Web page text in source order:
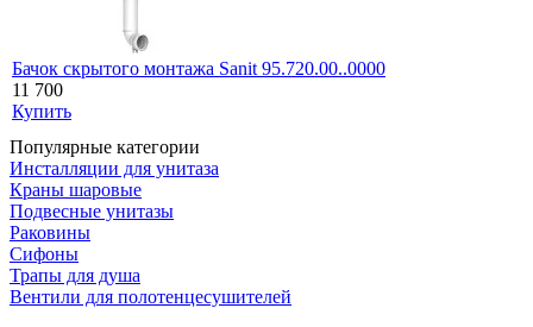
Бачок скрытого монтажа Sanit 95.720.00..0000
11 700
Купить
Популярные категории
Инсталляции для унитаза
Краны шаровые
Подвесные унитазы
Раковины
Сифоны
Трапы для душа
Вентили для полотенцесушителей